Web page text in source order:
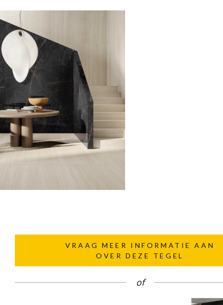
VRAAG MEER INFORMATIE AAN
OVER DEZE TEGEL
of